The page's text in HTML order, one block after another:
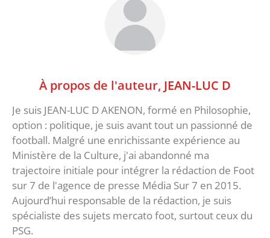
À propos de l'auteur, JEAN-LUC D
Je suis JEAN-LUC D AKENON, formé en Philosophie,
option : politique, je suis avant tout un passionné de
football. Malgré une enrichissante expérience au
Ministère de la Culture, j'ai abandonné ma
trajectoire initiale pour intégrer la rédaction de Foot
sur 7 de l'agence de presse Média Sur 7 en 2015.
Aujourd’hui responsable de la rédaction, je suis
spécialiste des sujets mercato foot, surtout ceux du
PSG.